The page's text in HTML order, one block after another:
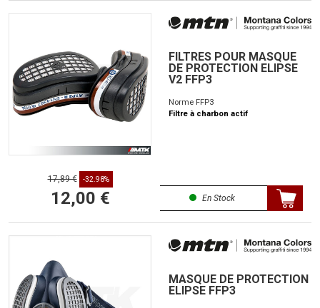
FILTRES POUR MASQUE
DE PROTECTION ELIPSE
V2 FFP3
Norme FFP3
Filtre à charbon actif
17,89 € -32.98%
12,00 € En Stock
MASQUE DE PROTECTION
ELIPSE FFP3